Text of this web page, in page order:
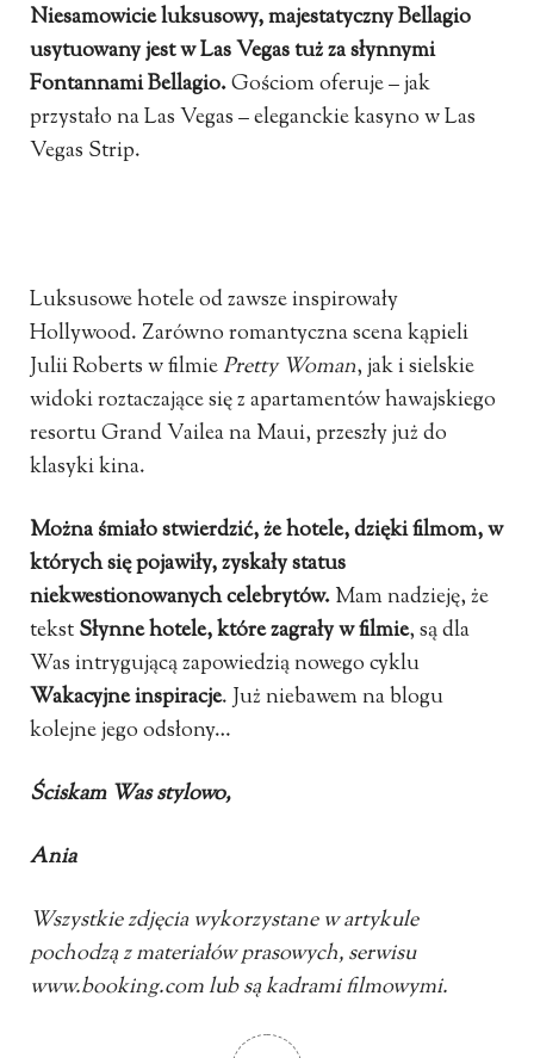
Niesamowicie luksusowy, majestatyczny Bellagio
usytuowany jest w Las Vegas tuż za słynnymi
Fontannami Bellagio.Gościom oferuje – jak
przystało na Las Vegas – eleganckie kasyno w Las
Vegas Strip.
Luksusowe hotele od zawsze inspirowały
Hollywood. Zarówno romantyczna scena kąpieli
Julii Roberts w filmiePretty Woman, jak i sielskie
widoki roztaczające się z apartamentów hawajskiego
resortu Grand Vailea na Maui, przeszły już do
klasyki kina.
Można śmiało stwierdzić, że hotele, dzięki filmom, w
których się pojawiły, zyskały status
niekwestionowanych celebrytów.Mam nadzieję, że
tekstSłynne hotele, które zagrały w filmie, są dla
Was intrygującą zapowiedzią nowego cyklu
Wakacyjne inspiracje. Już niebawem na blogu
kolejne jego odsłony…
Ściskam Was stylowo,
Ania
Wszystkie zdjęcia wykorzystane w artykule
pochodzą z materiałów prasowych, serwisu
www.booking.com lub są kadrami filmowymi.